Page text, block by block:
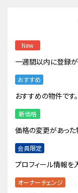
New
一週間以内に登録が
おすすめ
おすすめの物件です。
新価格
価格の変更があった
会員限定
プロフィール情報を
オーナーチェンジ